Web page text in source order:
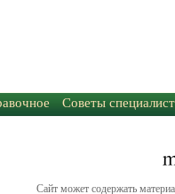
Советы
Сайт может содержать